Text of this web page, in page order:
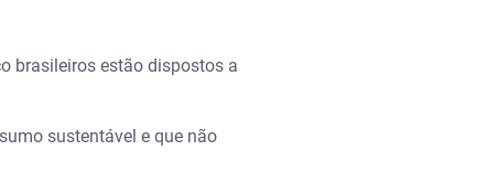
brasileiros estão dispostos a
sustentável e que não